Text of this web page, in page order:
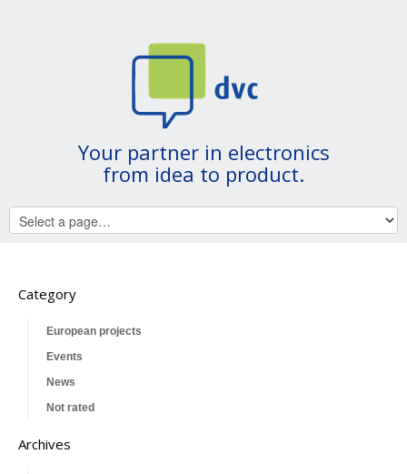
Your partner in electronics
from idea to product.
Category
European projects
Events
News
Not rated
Archives